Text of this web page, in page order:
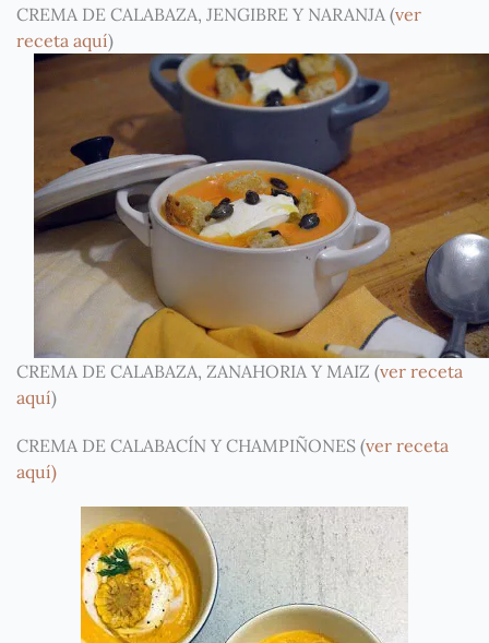
CREMA DE CALABAZA, JENGIBRE Y NARANJA (ver
receta aquí)
CREMA DE CALABAZA, ZANAHORIA Y MAIZ (ver receta
aquí)
CREMA DE CALABACÍN Y CHAMPIÑONES (ver receta
aquí)